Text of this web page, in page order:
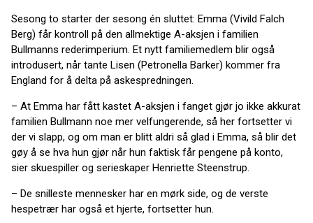
Sesong to starter der sesong én sluttet: Emma (Vivild Falch
Berg) får kontroll på den allmektige A-aksjen i familien
Bullmanns rederimperium. Et nytt familiemedlem blir også
introdusert, når tante Lisen (Petronella Barker) kommer fra
England for å delta på askespredningen.
– At Emma har fått kastet A-aksjen i fanget gjør jo ikke akkurat
familien Bullmann noe mer velfungerende, så her fortsetter vi
der vi slapp, og om man er blitt aldri så glad i Emma, så blir det
gøy å se hva hun gjør når hun faktisk får pengene på konto,
sier skuespiller og serieskaper Henriette Steenstrup.
– De snilleste mennesker har en mørk side, og de verste
hespetrær har også et hjerte, fortsetter hun.